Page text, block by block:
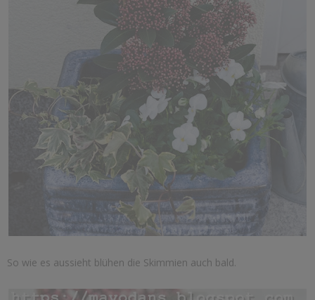
So wie es aussieht blühen die Skimmien auch bald.